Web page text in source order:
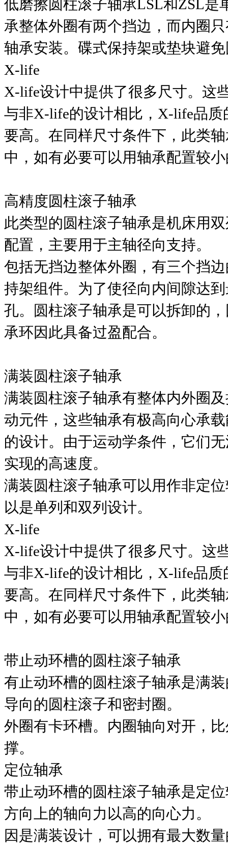
低磨擦圆柱滚子轴承LSL和ZSL是
承整体外圈有两个挡边，而内圈
轴承安装。碟式保持架或垫块避
X-life
X-life设计中提供了很多尺寸。这
与非X-life的设计相比，X-life品质
要高。在同样尺寸条件下，此类
中，如有必要可以用轴承配置较
高精度圆柱滚子轴承
此类型的圆柱滚子轴承是机床用
配置，主要用于主轴径向支持。
包括无挡边整体外圈，有三个挡
持架组件。为了使径向内间隙达
孔。圆柱滚子轴承是可以拆卸的
承环因此具备过盈配合。
满装圆柱滚子轴承
满装圆柱滚子轴承有整体内外圈
动元件，这些轴承有极高向心承
的设计。由于运动学条件，它们
实现的高速度。
满装圆柱滚子轴承可以用作非定
以是单列和双列设计。
X-life
X-life设计中提供了很多尺寸。这
与非X-life的设计相比，X-life品质
要高。在同样尺寸条件下，此类
中，如有必要可以用轴承配置较
带止动环槽的圆柱滚子轴承
有止动环槽的圆柱滚子轴承是满
导向的圆柱滚子和密封圈。
外圈有卡环槽。内圈轴向对开，
撑。
定位轴承
带止动环槽的圆柱滚子轴承是定
方向上的轴向力以高的向心力。
因是满装设计，可以拥有最大数